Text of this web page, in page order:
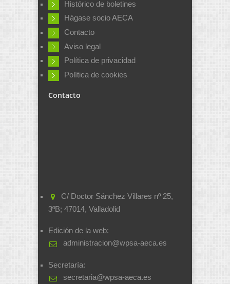
Histórico de boletines
Hágase socio AECA
Contacto
Aviso legal
Política de privacidad
Política de cookies
Contacto
C/ Doctor Sánchez Villares nº 25,
3ºB; 47014, Valladolid
Edición de la web:
administracion@wpsa-aeca.es
Secretaría:
secretaria@wpsa-aeca.es